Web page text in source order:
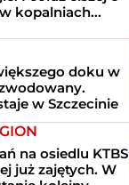
kopalniach...
doku w
w Szczecinie
na osiedlu KTBS
już zajętych. W